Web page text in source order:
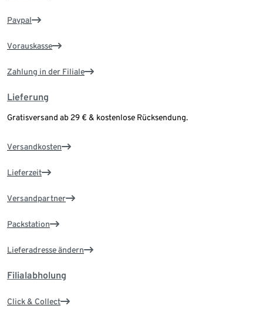
Paypal
Vorauskasse
Zahlung in der Filiale
Lieferung
Gratisversand ab 29 € & kostenlose Rücksendung.
Versandkosten
Lieferzeit
Versandpartner
Packstation
Lieferadresse ändern
Filialabholung
Click & Collect